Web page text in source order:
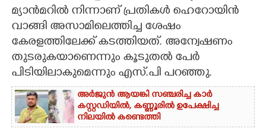
CONTACT US
മ്യാൻമറിൽ നിന്നാണ് പ്രതികൾ ഹെറോയിൻ
വാങ്ങി അസാമിലെത്തിച്ച ശേഷം
കേരളത്തിലേക്ക് കടത്തിയത്. അന്വേഷണം
തുടരുകയാണെന്നും കൂടുതൽ പേർ
പിടിയിലാകുമെന്നും എസ്.പി പറഞ്ഞു.
അർജുൻ ആയങ്കി സഞ്ചരിച്ച കാർ
കസ്റ്റഡിയിൽ,​ കണ്ണൂരിൽ ഉപേക്ഷിച്ച
നിലയിൽ കണ്ടെത്തി